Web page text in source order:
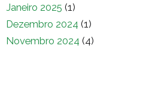
Janeiro 2025 (1)
Dezembro 2024 (1)
Novembro 2024 (4)